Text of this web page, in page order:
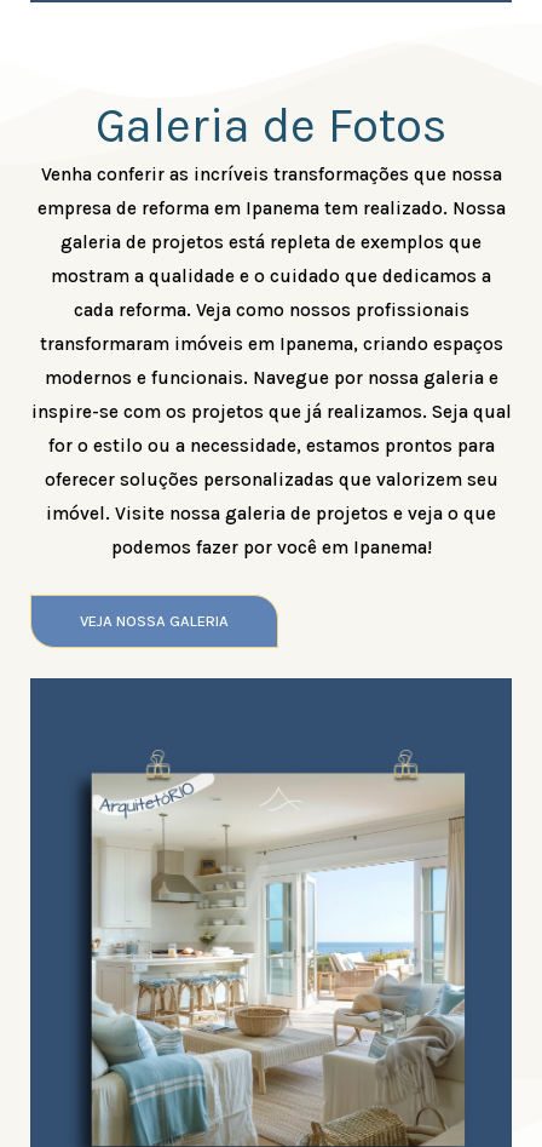
Galeria de Fotos
Venha conferir as incríveis transformações que nossa
empresa de reforma em Ipanema tem realizado. Nossa
galeria de projetos está repleta de exemplos que
mostram a qualidade e o cuidado que dedicamos a
cada reforma. Veja como nossos profissionais
transformaram imóveis em Ipanema, criando espaços
modernos e funcionais. Navegue por nossa galeria e
inspire-se com os projetos que já realizamos. Seja qual
for o estilo ou a necessidade, estamos prontos para
oferecer soluções personalizadas que valorizem seu
imóvel. Visite nossa galeria de projetos e veja o que
podemos fazer por você em Ipanema!
VEJA NOSSA GALERIA